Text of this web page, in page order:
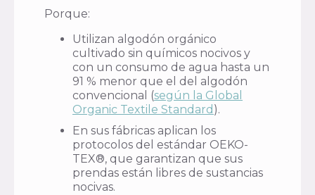
Porque:
Utilizan algodón orgánico
cultivado sin químicos nocivos y
con un consumo de agua hasta un
91 % menor que el del algodón
convencional (según la Global
Organic Textile Standard ).
En sus fábricas aplican los
protocolos del estándar OEKO-
TEX®, que garantizan que sus
prendas están libres de sustancias
nocivas.